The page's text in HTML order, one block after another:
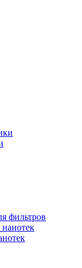
фильтров